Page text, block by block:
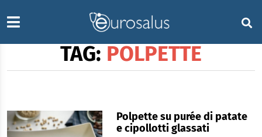
TAG: POLPETTE
Polpette su purée di patate
e cipollotti glassati